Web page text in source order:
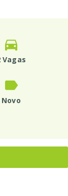
Vagas
Novo